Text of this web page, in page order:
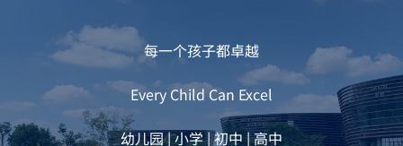
每一个孩子都卓越
Every Child Can Excel
幼儿园 | 小学 | 初中 | 高中